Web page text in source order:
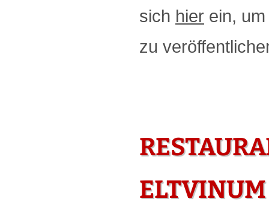
sich hier ein,
zu
ELTVINUM